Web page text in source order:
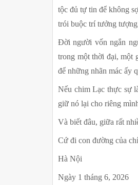
tộc đủ tự tin để không
trói buộc trí tưởng
Đời người vốn ngắn
trong một thời đại, một
để những nhãn mác ấy
Nếu chim Lạc thực sự
giữ nó lại cho riêng
Và biết đâu, giữa rất
Cứ đi con đường của
Hà Nội
Ngày 1 tháng 6, 2026